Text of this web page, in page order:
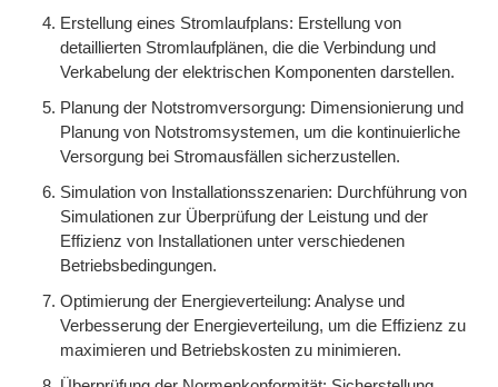
Erstellung eines Stromlaufplans: Erstellung von
detaillierten Stromlaufplänen, die die Verbindung und
Verkabelung der elektrischen Komponenten darstellen.
Planung der Notstromversorgung: Dimensionierung und
Planung von Notstromsystemen, um die kontinuierliche
Versorgung bei Stromausfällen sicherzustellen.
Simulation von Installationsszenarien: Durchführung von
Simulationen zur Überprüfung der Leistung und der
Effizienz von Installationen unter verschiedenen
Betriebsbedingungen.
Optimierung der Energieverteilung: Analyse und
Verbesserung der Energieverteilung, um die Effizienz zu
maximieren und Betriebskosten zu minimieren.